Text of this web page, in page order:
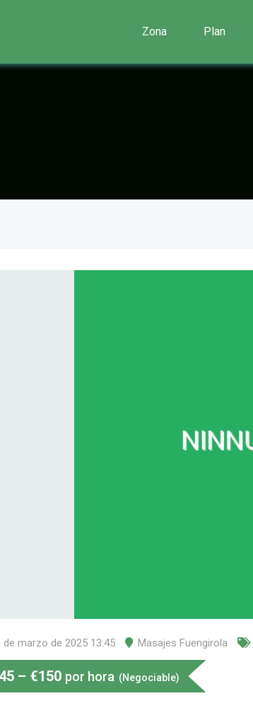
Zona Plan
de marzo de 2025 13:45 Masajes Fuengirola
45 – €150 por hora (Negociable)